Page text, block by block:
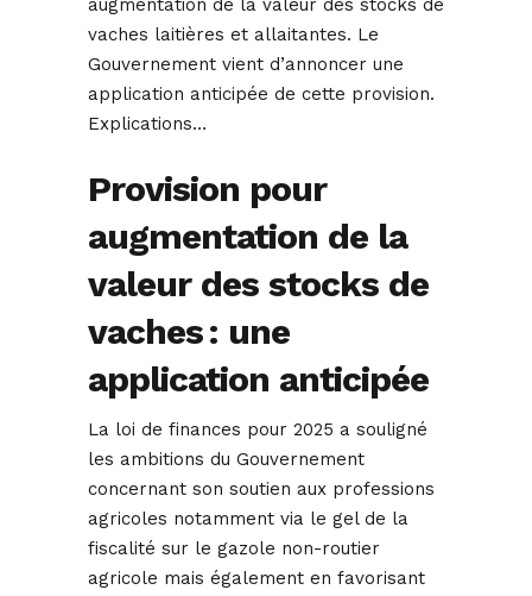
augmentation de la valeur des stocks de
vaches laitières et allaitantes. Le
Gouvernement vient d’annoncer une
application anticipée de cette provision.
Explications…
Provision pour
augmentation de la
valeur des stocks de
vaches : une
application anticipée
La loi de finances pour 2025 a souligné
les ambitions du Gouvernement
concernant son soutien aux professions
agricoles notamment via le gel de la
fiscalité sur le gazole non-routier
agricole mais également en favorisant